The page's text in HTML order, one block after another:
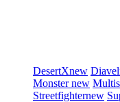
DesertXnew Diavel
Monsternew
Streetfighternew